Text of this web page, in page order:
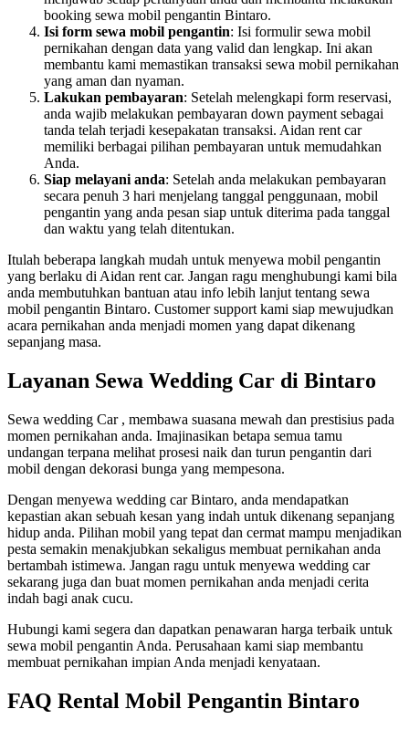
booking sewa mobil pengantin Bintaro.
Isi form sewa mobil pengantin: Isi formulir sewa mobil
pernikahan dengan data yang valid dan lengkap. Ini akan
membantu kami memastikan transaksi sewa mobil pernikahan
yang aman dan nyaman.
Lakukan pembayaran: Setelah melengkapi form reservasi,
anda wajib melakukan pembayaran down payment sebagai
tanda telah terjadi kesepakatan transaksi. Aidan rent car
memiliki berbagai pilihan pembayaran untuk memudahkan
Anda.
Siap melayani anda: Setelah anda melakukan pembayaran
secara penuh 3 hari menjelang tanggal penggunaan, mobil
pengantin yang anda pesan siap untuk diterima pada tanggal
dan waktu yang telah ditentukan.
Itulah beberapa langkah mudah untuk menyewa mobil pengantin
yang berlaku di Aidan rent car. Jangan ragu menghubungi kami bila
anda membutuhkan bantuan atau info lebih lanjut tentang sewa
mobil pengantin Bintaro. Customer support kami siap mewujudkan
acara pernikahan anda menjadi momen yang dapat dikenang
sepanjang masa.
Layanan Sewa Wedding Car di Bintaro
Sewa wedding Car , membawa suasana mewah dan prestisius pada
momen pernikahan anda. Imajinasikan betapa semua tamu
undangan terpana melihat prosesi naik dan turun pengantin dari
mobil dengan dekorasi bunga yang mempesona.
Dengan menyewa wedding car Bintaro, anda mendapatkan
kepastian akan sebuah kesan yang indah untuk dikenang sepanjang
hidup anda. Pilihan mobil yang tepat dan cermat mampu menjadikan
pesta semakin menakjubkan sekaligus membuat pernikahan anda
bertambah istimewa. Jangan ragu untuk menyewa wedding car
sekarang juga dan buat momen pernikahan anda menjadi cerita
indah bagi anak cucu.
Hubungi kami segera dan dapatkan penawaran harga terbaik untuk
sewa mobil pengantin Anda. Perusahaan kami siap membantu
membuat pernikahan impian Anda menjadi kenyataan.
FAQ Rental Mobil Pengantin Bintaro